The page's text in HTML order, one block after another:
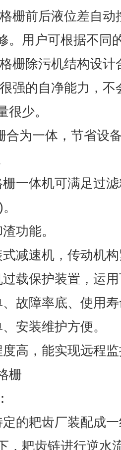
栅前后液位差自动
。用户可根据不同
栅除污机结构设计
强的自净能力，
很少。
合为一体，节省设
一体机可满足过
功能。
减速机，传动机
载保护装置，运
故障率底、使用
安装维护方便。
高，能实现远程
栅
的耙齿厂装配成
，耙齿链进行逆水